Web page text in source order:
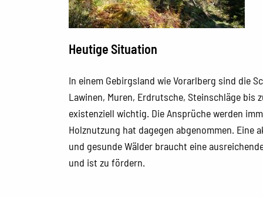
Heutige Situation
In einem Gebirgsland wie Vorarlberg sind die
Lawinen, Muren, Erdrutsche, Steinschläge bis
existenziell wichtig. Die Ansprüche werden
Holznutzung hat dagegen abgenommen.
und gesunde Wälder braucht eine
und ist zu fördern.